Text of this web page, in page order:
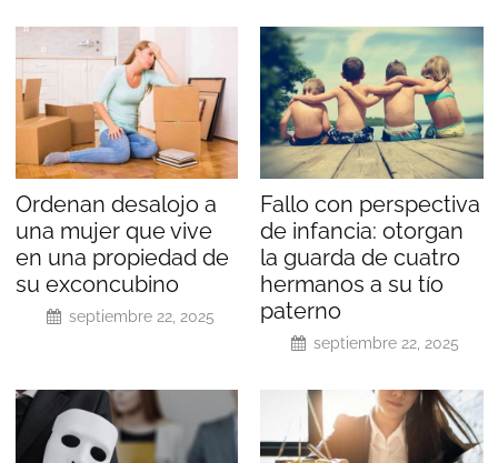
Ordenan desalojo a
una mujer que vive
en una propiedad de
su exconcubino
septiembre 22, 2025
Fallo con perspectiva
de infancia: otorgan
la guarda de cuatro
hermanos a su tío
paterno
septiembre 22, 2025